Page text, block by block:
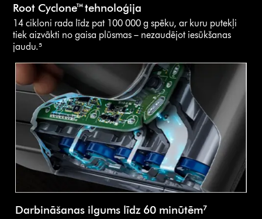
Root Cyclone™ tehnoloģija
14 cikloni rada līdz pat 100 000 g spēku, ar kuru putekļi
tiek aizvākti no gaisa plūsmas – nezaudējot iesūkšanas
jaudu.⁵
Darbināšanas ilgums līdz 60 minūtēm⁷